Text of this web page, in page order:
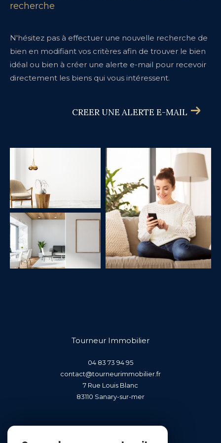
recherche
N'hésitez pas à effectuer une nouvelle recherche de
bien en modifiant vos critères afin de trouver le bien
idéal ou bien à créer une alerte e-mail pour recevoir
directement les biens qui vous intéressent.
CREER UNE ALERTE E-MAIL
Tourneur Immobilier
04 83 73 94 95
contact@tourneurimmobilier.fr
7 Rue Louis Blanc
83110
sanary-sur-mer